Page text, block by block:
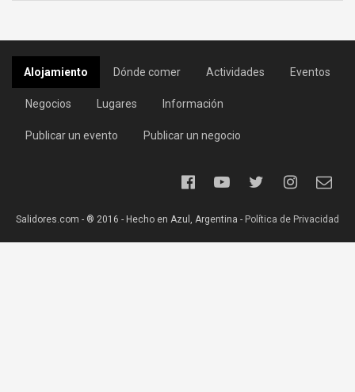
Alojamiento Dónde comer Actividades Eventos
Negocios Lugares Información
Publicar un evento Publicar un negocio
Salidores.com - ® 2016 - Hecho en Azul, Argentina - Política de Privacidad